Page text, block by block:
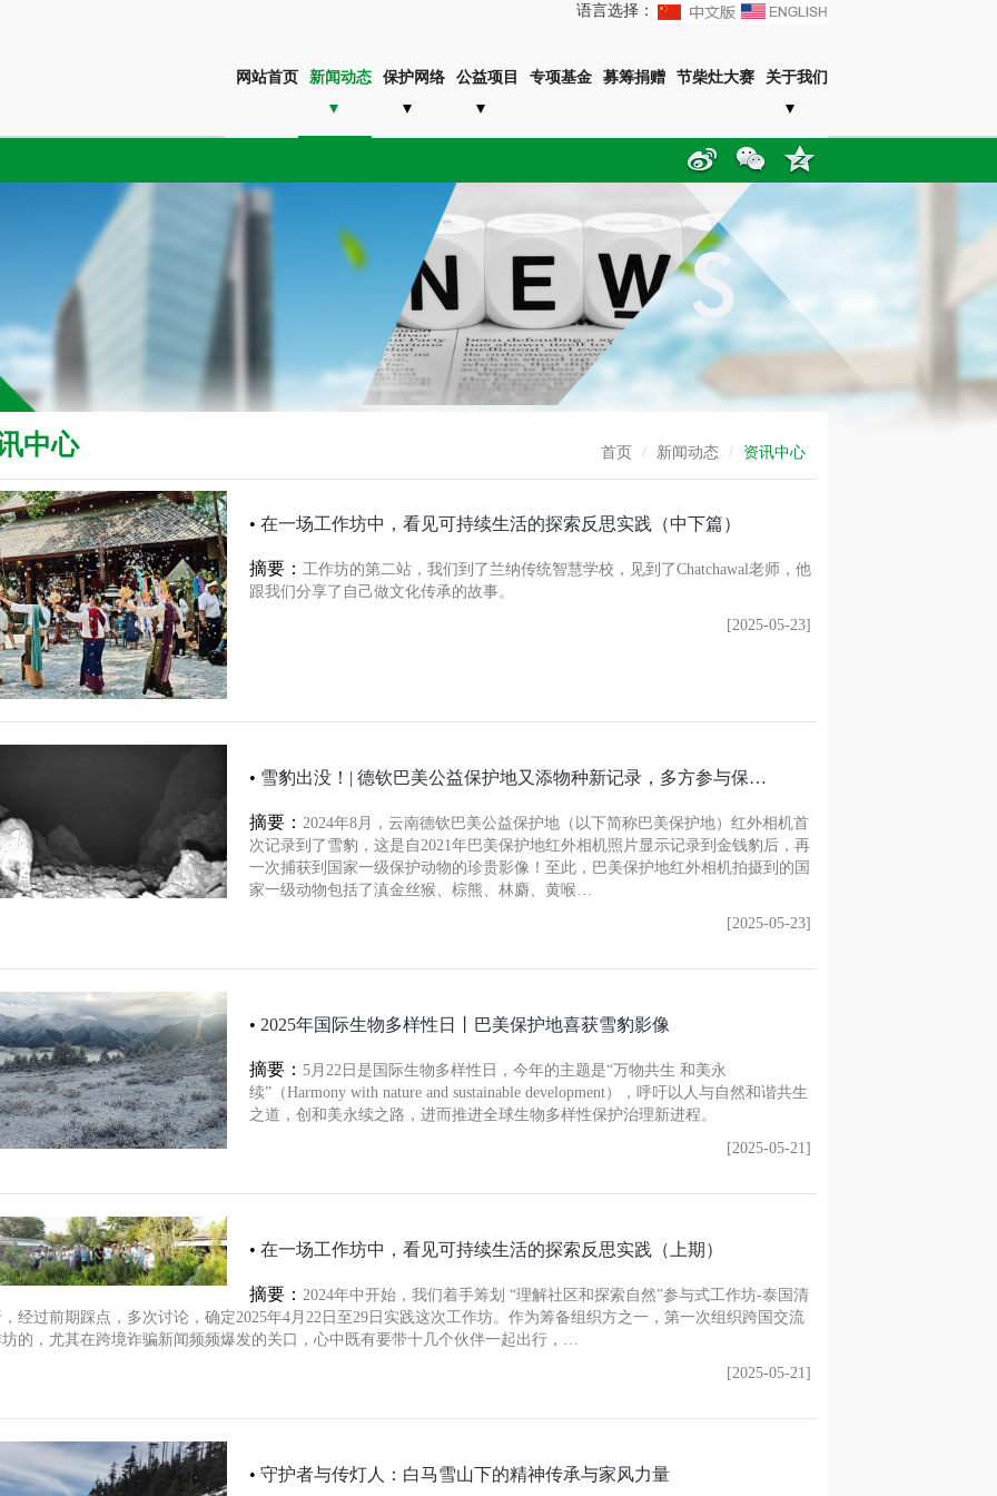
语言选择：
网站首页 新闻动态 保护网络 公益项目 专项基金 募筹捐赠 节柴灶大赛 关于我们
首页 / 新闻动态 / 资讯中心
中心
• 在一场工作坊中，看见可持续生活的探索反思实践（中下篇）
摘要： 工作坊的第二站，我们到了兰纳传统智慧学校，见到了Chatchawal老师，他
跟我们分享了自己做文化传承的故事。
[2025-05-23]
• 雪豹出没！| 德钦巴美公益保护地又添物种新记录，多方参与保…
摘要： 2024年8月，云南德钦巴美公益保护地（以下简称巴美保护地）红外相机首
次记录到了雪豹，这是自2021年巴美保护地红外相机照片显示记录到金钱豹后，再
一次捕获到国家一级保护动物的珍贵影像！至此，巴美保护地红外相机拍摄到的国
家一级动物包括了滇金丝猴、棕熊、林麝、黄喉…
[2025-05-23]
• 2025年国际生物多样性日丨巴美保护地喜获雪豹影像
摘要： 5月22日是国际生物多样性日，今年的主题是“万物共生 和美永
续”（Harmony with nature and sustainable development），呼吁以人与自然和谐共生
之道，创和美永续之路，进而推进全球生物多样性保护治理新进程。
[2025-05-21]
• 在一场工作坊中，看见可持续生活的探索反思实践（上期）
摘要： 2024年中开始，我们着手筹划 “理解社区和探索自然”参与式工作坊-泰国清
经过前期踩点，多次讨论，确定2025年4月22日至29日实践这次工作坊。作为筹备组织方之一，第一次组织跨国交流
的，尤其在跨境诈骗新闻频频爆发的关口，心中既有要带十几个伙伴一起出行，…
[2025-05-21]
• 守护者与传灯人：白马雪山下的精神传承与家风力量